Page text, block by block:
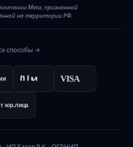
Meta, признанной
на территории РФ.
способы →
VISA
юр.лица